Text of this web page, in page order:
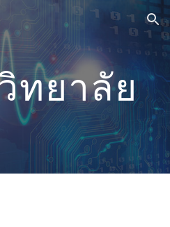
Skip to navigation
ทยาลัย